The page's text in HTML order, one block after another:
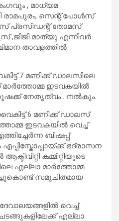
, മാധ്യമ
രാമപുരം, സെന്റ്.പോൾസ്
പ്രസിഡന്റ് തോമസ്
,ജിജി മാത്യു എന്നിവർ
താവളത്തിൽ
7 മണിക്ക് ഡാലസിലെ
മാർത്തോമ്മ ഇടവകയിൽ
നേതൃത്വം . നൽകും.
6 മണിക്ക് ഡാലസ്
ഇടവകയിൽ വെച്ച്
ബിഷപ്പ്
ഭദ്രാസന
കമ്മിറ്റിയുടെ
എല്ലാ മാർത്തോമ്മ
സമുചിതമായ
വെച്ച്
എല്ലാ